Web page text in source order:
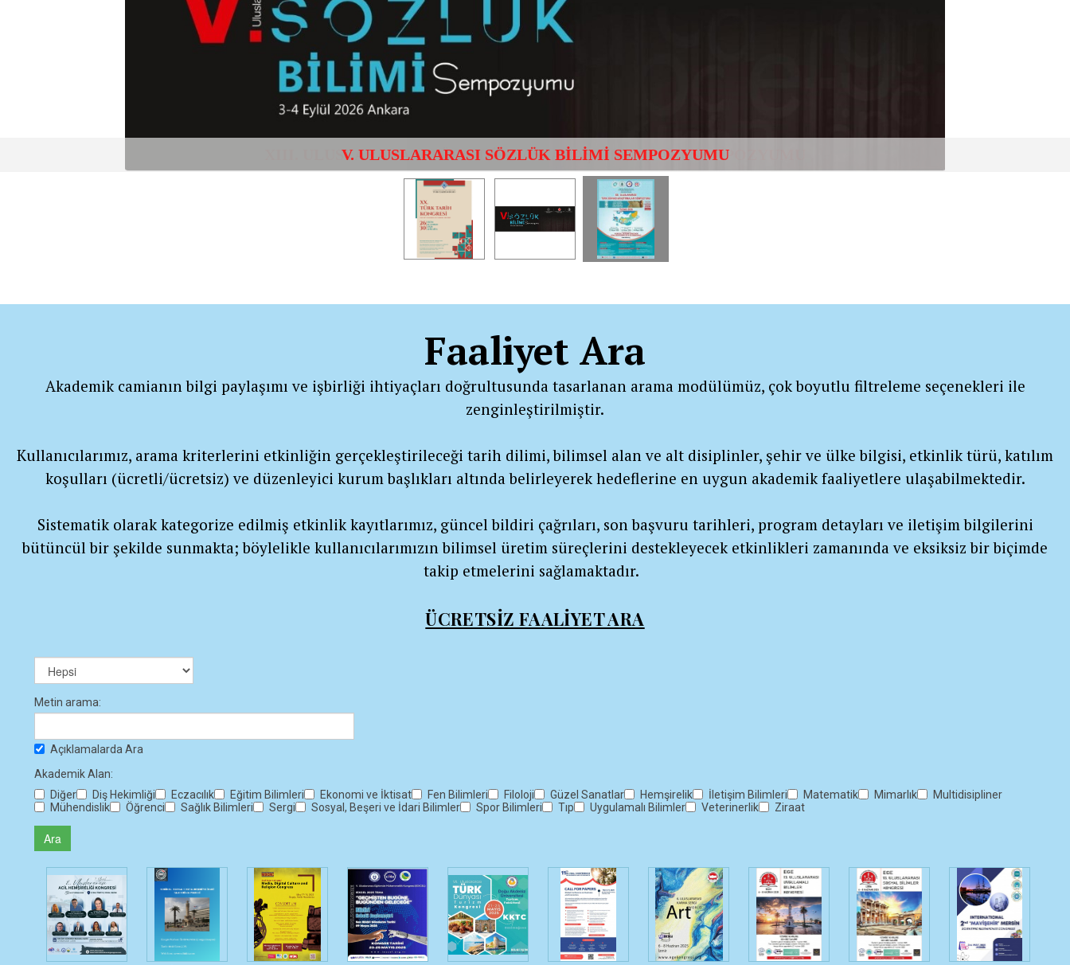
V. ULUSLARARASI SÖZLÜK BİLİMİ SEMPOZYUMU
XIII. ULUSLARARASI TÜRK DÜNYASI ARAŞTIRMALARI SEMPOZYUMU
Faaliyet Ara
Akademik camianın bilgi paylaşımı ve işbirliği ihtiyaçları doğrultusunda tasarlanan arama modülümüz, çok boyutlu filtreleme seçenekleri ile
zenginleştirilmiştir.
Kullanıcılarımız, arama kriterlerini etkinliğin gerçekleştirileceği tarih dilimi, bilimsel alan ve alt disiplinler, şehir ve ülke bilgisi, etkinlik türü, katılım
koşulları (ücretli/ücretsiz) ve düzenleyici kurum başlıkları altında belirleyerek hedeflerine en uygun akademik faaliyetlere ulaşabilmektedir.
Sistematik olarak kategorize edilmiş etkinlik kayıtlarımız, güncel bildiri çağrıları, son başvuru tarihleri, program detayları ve iletişim bilgilerini
bütüncül bir şekilde sunmakta; böylelikle kullanıcılarımızın bilimsel üretim süreçlerini destekleyecek etkinlikleri zamanında ve eksiksiz bir biçimde
takip etmelerini sağlamaktadır.
ÜCRETSİZ FAALİYET ARA
Metin arama:
Açıklamalarda Ara
Akademik Alan:
Diğer
Diş Hekimliği Eczacılık Eğitim Bilimleri Ekonomi ve İktisat Fen Bilimleri Filoloji Güzel Sanatlar Hemşirelik İletişim Bilimleri Matematik Mimarlık
Multidisipliner
Mühendislik
Öğrenci Sağlık Bilimleri Sergi Sosyal, Beşeri ve İdari Bilimler Spor Bilimleri Tıp Uygulamalı Bilimler Veterinerlik Ziraat
Ara